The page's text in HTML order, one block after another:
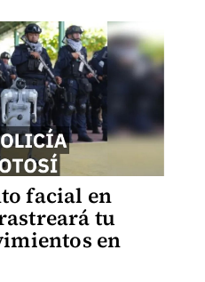
facial en
tu
en